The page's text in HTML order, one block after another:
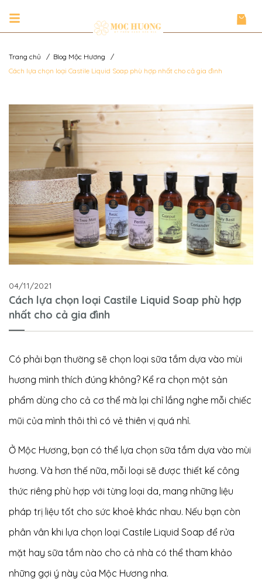
Trang chủ / Blog Mộc Hương
/
Cách lựa chọn loại Castile Liquid Soap phù hợp nhất cho cả gia đình
04/11/2021
Cách lựa chọn loại Castile Liquid Soap phù hợp
nhất cho cả gia đình
Có phải bạn thường sẽ chọn loại sữa tắm dựa vào mùi
hương mình thích đúng không? Kể ra chọn một sản
phẩm dùng cho cả cơ thể mà lại chỉ lắng nghe mỗi chiếc
mũi của mình thôi thì có vẻ thiên vị quá nhỉ.
Ở Mộc Hương, bạn có thể lựa chọn sữa tắm dựa vào mùi
hương. Và hơn thế nữa, mỗi loại sẽ được thiết kế công
thức riêng phù hợp với từng loại da, mang những liệu
pháp trị liệu tốt cho sức khoẻ khác nhau. Nếu bạn còn
phân vân khi lựa chọn loại Castile Liquid Soap để rửa
mặt hay sữa tắm nào cho cả nhà có thể tham khảo
những gợi ý này của Mộc Hương nha.